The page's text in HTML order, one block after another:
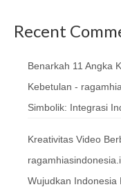
Recent
Benarkah 11 Angka
Kebetulan -
Simbolik: Integrasi
Kreativitas Video
Wujudkan Indonesia